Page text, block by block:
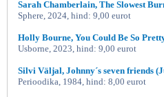
Sarah Chamberlain, The Slowest
Sphere, 2024, hind: 9,00 eurot
Holly Bourne, You Could Be So
Usborne, 2023, hind: 9,00 eurot
Silvi Väljal, Johnny´s seven friends
Perioodika, 1984, hind: 8,00 eurot